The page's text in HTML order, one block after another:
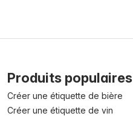
Produits populaires
Créer une étiquette de bière
Créer une étiquette de vin